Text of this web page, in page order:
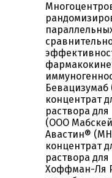
концентрат
раствора
(ООО
Авастин®
концентрат
раствора
Хоффман-Ля